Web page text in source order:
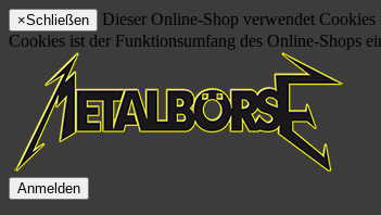
×Schließen
Dieser Online-Shop verwendet
Cookies ist der Funktionsumfang des Online-Shops
Anmelden